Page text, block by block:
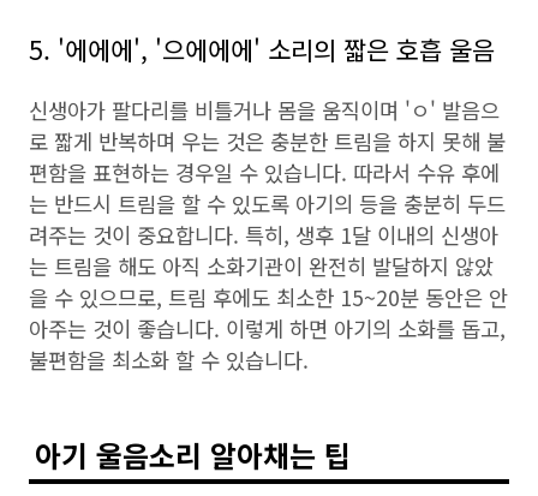
5. '에에에', '으에에에' 소리의 짧은 호흡 울음
신생아가 팔다리를 비틀거나 몸을 움직이며 'ㅇ' 발음으
로 짧게 반복하며 우는 것은 충분한 트림을 하지 못해 불
편함을 표현하는 경우일 수 있습니다. 따라서 수유 후에
는 반드시 트림을 할 수 있도록 아기의 등을 충분히 두드
려주는 것이 중요합니다. 특히, 생후 1달 이내의 신생아
는 트림을 해도 아직 소화기관이 완전히 발달하지 않았
을 수 있으므로, 트림 후에도 최소한 15~20분 동안은 안
아주는 것이 좋습니다. 이렇게 하면 아기의 소화를 돕고,
불편함을 최소화 할 수 있습니다.
아기 울음소리 알아채는 팁